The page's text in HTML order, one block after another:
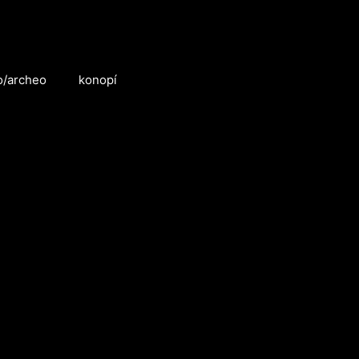
archeo konopí